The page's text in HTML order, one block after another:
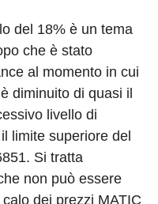
del 18% è un tema
che è stato
al momento in cui
diminuito di quasi il
livello di
limite superiore del
Si tratta
non può essere
dei prezzi MATIC